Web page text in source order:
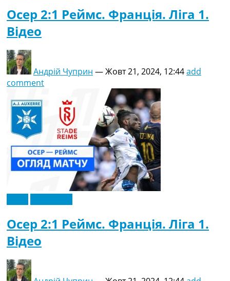
Осер 2:1 Реймс. Франція. Ліга 1.
Відео
Андрій Чуприн —Жовт 21, 2024, 12:44add
comment
Осер 2:1 Реймс. Франція. Ліга 1.
Відео